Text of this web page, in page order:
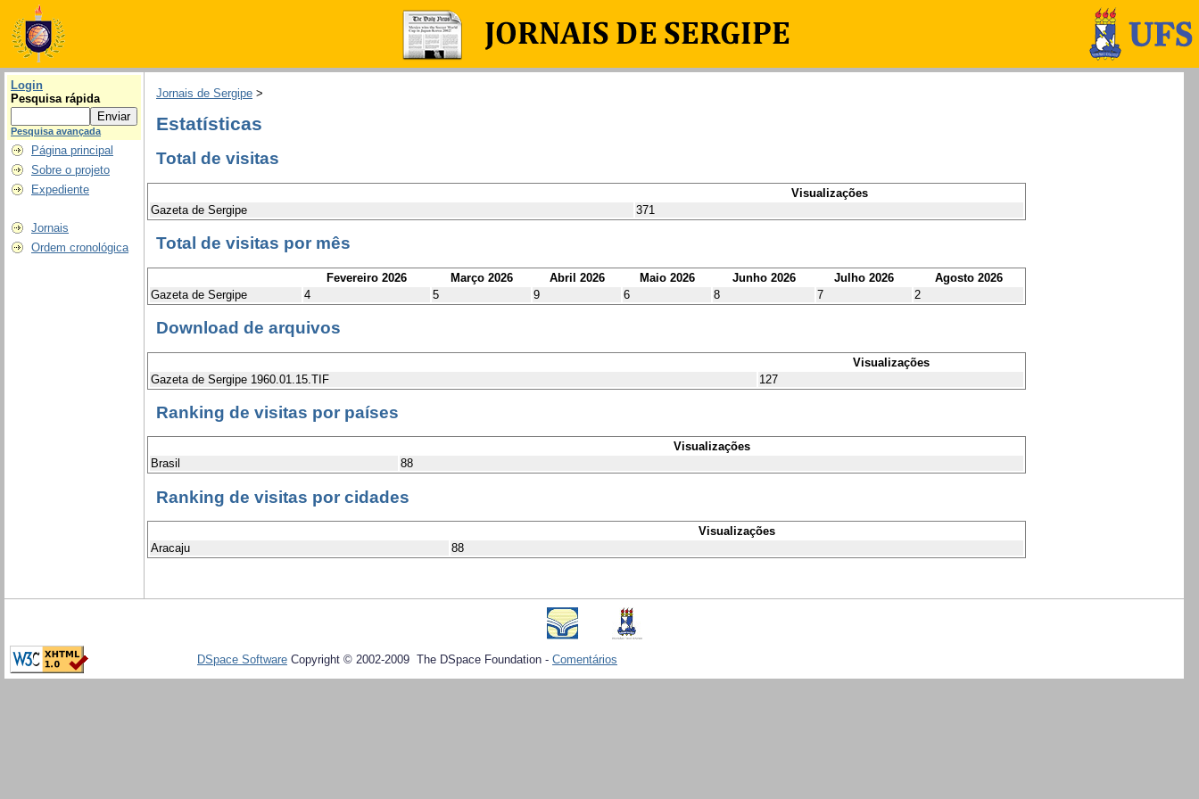
Login
Pesquisa rápida
Pesquisa avançada
Página principal
Sobre o projeto
Expediente
Jornais
Ordem cronológica
Jornais de Sergipe >
Estatísticas
Total de visitas
Visualizações
Gazeta de Sergipe
371
Total de visitas por mês
Fevereiro 2026 Março 2026 Abril 2026 Maio 2026 Junho 2026 Julho 2026
Agosto 2026
Gazeta de Sergipe
4 5 9 6 8 7 2
Download de arquivos
Visualizações
Gazeta de Sergipe 1960.01.15.TIF
127
Ranking de visitas por países
Visualizações
Brasil
88
Ranking de visitas por cidades
Visualizações
Aracaju
88
DSpace Software Copyright © 2002-2009 The DSpace Foundation - Comentários